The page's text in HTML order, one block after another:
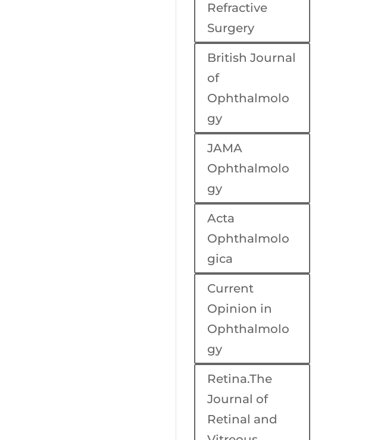
Refractive
Surgery
British Journal
of
Ophthalmolo
gy
JAMA
Ophthalmolo
gy
Acta
Ophthalmolo
gica
Current
Opinion in
Ophthalmolo
gy
Retina.The
Journal of
Retinal and